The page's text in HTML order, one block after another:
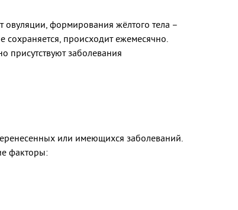
овуляции, формирования жёлтого тела –
происходит ежемесячно.
присутствуют заболевания
или имеющихся заболеваний.
факторы: